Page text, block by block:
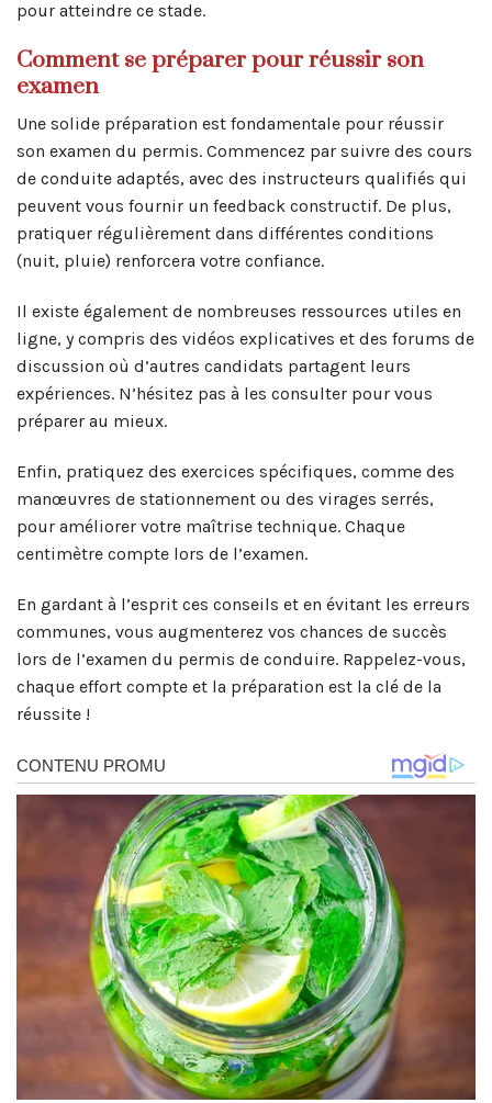
pour atteindre ce stade.
Comment se préparer pour réussir son
examen
Une solide préparation est fondamentale pour réussir
son examen du permis. Commencez par suivre des cours
de conduite adaptés, avec des instructeurs qualifiés qui
peuvent vous fournir un feedback constructif. De plus,
pratiquer régulièrement dans différentes conditions
(nuit, pluie) renforcera votre confiance.
Il existe également de nombreuses ressources utiles en
ligne, y compris des vidéos explicatives et des forums de
discussion où d’autres candidats partagent leurs
expériences. N’hésitez pas à les consulter pour vous
préparer au mieux.
Enfin, pratiquez des exercices spécifiques, comme des
manœuvres de stationnement ou des virages serrés,
pour améliorer votre maîtrise technique. Chaque
centimètre compte lors de l’examen.
En gardant à l’esprit ces conseils et en évitant les erreurs
communes, vous augmenterez vos chances de succès
lors de l’examen du permis de conduire. Rappelez-vous,
chaque effort compte et la préparation est la clé de la
réussite !